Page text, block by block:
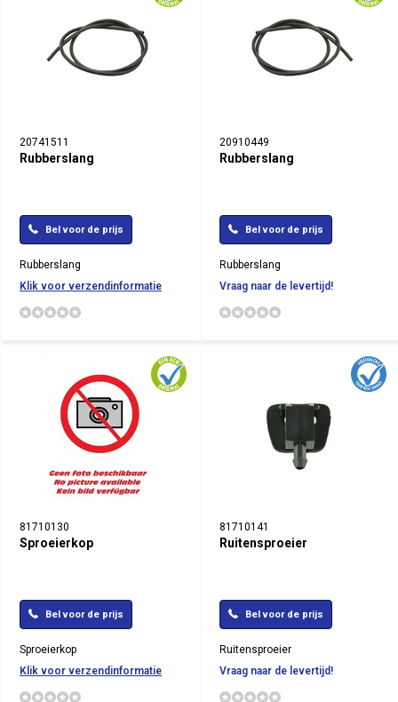
20741511
Rubberslang
Bel voor de prijs
Rubberslang
Klik voor verzendinformatie
20910449
Rubberslang
Bel voor de prijs
Rubberslang
Vraag naar de levertijd!
81710130
Sproeierkop
Bel voor de prijs
Sproeierkop
Klik voor verzendinformatie
81710141
Ruitensproeier
Bel voor de prijs
Ruitensproeier
Vraag naar de levertijd!